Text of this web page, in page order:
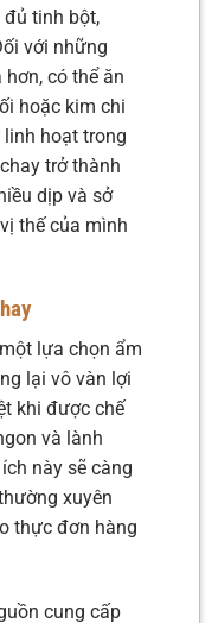
đủ tinh bột,
với những
có thể ăn
hoặc kim chi
hoạt trong
trở thành
dịp và sở
thế của mình
lựa chọn ẩm
lại vô vàn lợi
khi được chế
và lành
này sẽ càng
xuyên
thực đơn hàng
cung cấp